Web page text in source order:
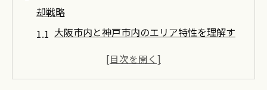
却戦略
大阪市内と神戸市内のエリア特性を理解す
市場動向を把握した上での価格設定